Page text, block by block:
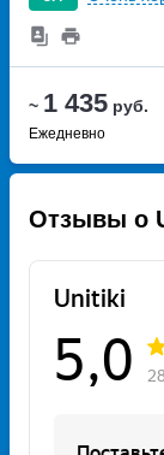
~ 1 435 руб.
Ежедневно
Отзывы о